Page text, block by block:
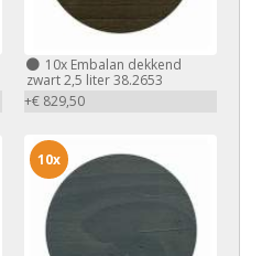
10xEmbalan dekkend
zwart 2,5 liter 38.2653
+€ 829,50
10x